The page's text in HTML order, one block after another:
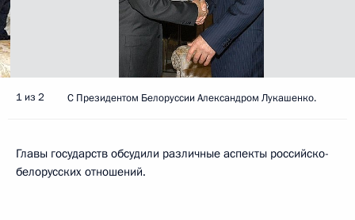
1 из 2 С Президентом Белоруссии Александром Лукашенко.
Главы государств обсудили различные аспекты российско-
белорусских отношений.